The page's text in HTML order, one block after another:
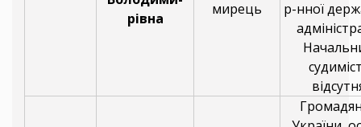
рівна
мирець
р-нної